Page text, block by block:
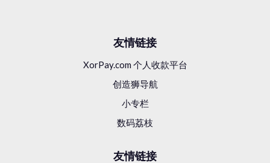
友情链接
XorPay.com 个人收款平台
创造狮导航
小专栏
数码荔枝
友情链接